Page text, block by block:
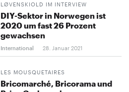
LØVENSKIOLD IM INTERVIEW
DIY-Sektor in Norwegen ist
2020 um fast 26 Prozent
gewachsen
International 28. Januar 2021
LES MOUSQUETAIRES
Bricomarché, Bricorama und